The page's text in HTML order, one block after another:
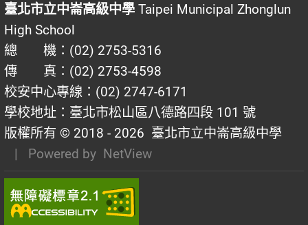
臺北市立中崙高級中學 Taipei Municipal Zhonglun
High School
總 機：(02) 2753-5316
傳 真：(02) 2753-4598
校安中心專線：(02) 2747-6171
學校地址：臺北市松山區八德路四段 101 號
版權所有 © 2018 - 2026 臺北市立中崙高級中學
| Powered by NetView